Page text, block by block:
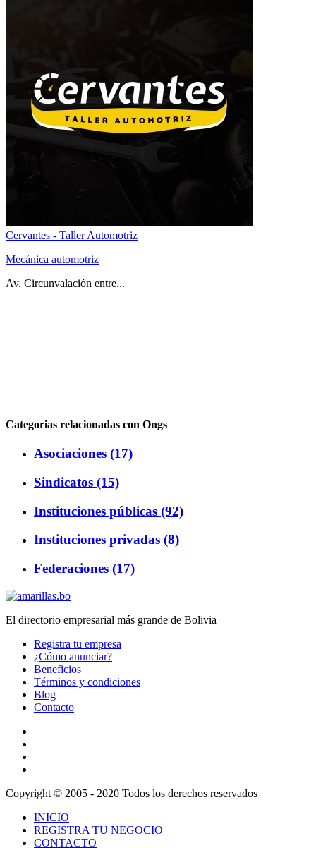
Cervantes - Taller Automotriz
Mecánica automotriz
Av. Circunvalación entre...
Categorias relacionadas con Ongs
Asociaciones (17)
Sindicatos (15)
Instituciones públicas (92)
Instituciones privadas (8)
Federaciones (17)
El directorio empresarial más grande de Bolivia
Registra tu empresa
¿Cómo anunciar?
Beneficios
Términos y condiciones
Blog
Contacto
Copyright © 2005 - 2020 Todos los derechos reservados
INICIO
REGISTRA TU NEGOCIO
CONTACTO